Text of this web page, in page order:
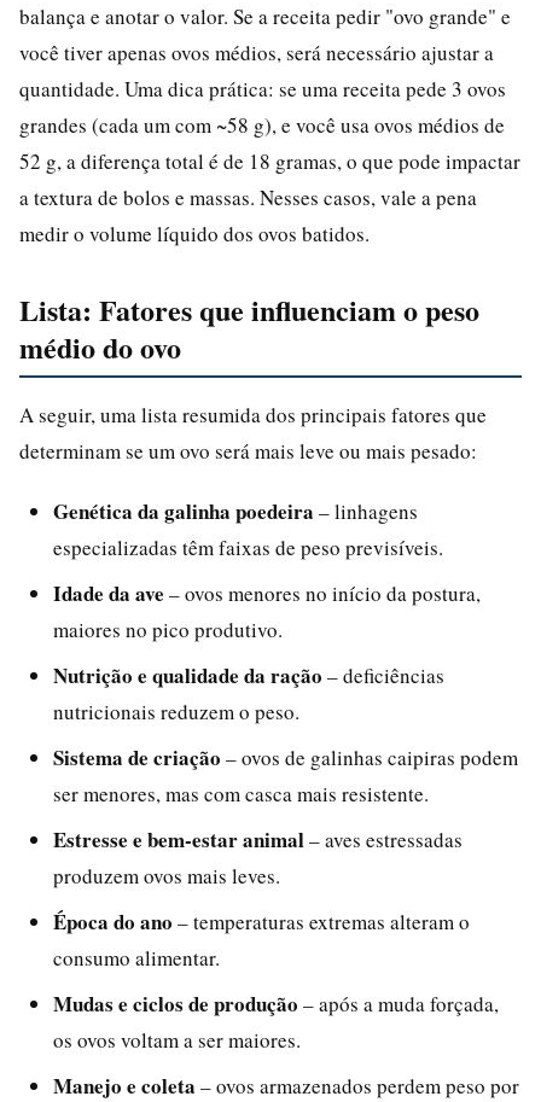
balança e anotar o valor. Se a receita pedir "ovo grande" e
você tiver apenas ovos médios, será necessário ajustar a
quantidade. Uma dica prática: se uma receita pede 3 ovos
grandes (cada um com ~58 g), e você usa ovos médios de
52 g, a diferença total é de 18 gramas, o que pode impactar
a textura de bolos e massas. Nesses casos, vale a pena
medir o volume líquido dos ovos batidos.
Lista: Fatores que influenciam o peso
médio do ovo
A seguir, uma lista resumida dos principais fatores que
determinam se um ovo será mais leve ou mais pesado:
Genética da galinha poedeira – linhagens
especializadas têm faixas de peso previsíveis.
Idade da ave – ovos menores no início da postura,
maiores no pico produtivo.
Nutrição e qualidade da ração – deficiências
nutricionais reduzem o peso.
Sistema de criação – ovos de galinhas caipiras podem
ser menores, mas com casca mais resistente.
Estresse e bem-estar animal– aves estressadas
produzem ovos mais leves.
Época do ano – temperaturas extremas alteram o
consumo alimentar.
Mudas e ciclos de produção – após a muda forçada,
os ovos voltam a ser maiores.
Manejo e coleta – ovos armazenados perdem peso por